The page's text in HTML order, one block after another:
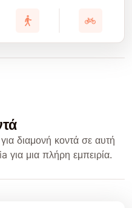
διαμονή κοντά σε αυτή
για μια πλήρη εμπειρία.